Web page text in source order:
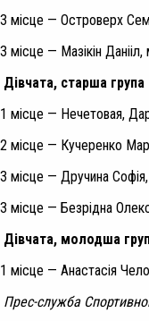
3 місце — Островерх
3 місце — Мазікін Данііл,
Дівчата, старша група
1 місце — Нечетовая,
2 місце — Кучеренко
3 місце — Дручина
3 місце — Безрідна
Дівчата, молодша
1 місце — Анастасія
Прес-служба